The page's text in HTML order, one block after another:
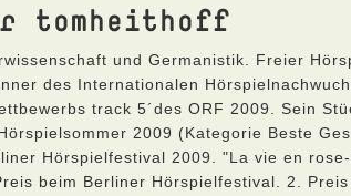
tomheithoff
und Germanistik. Freier
des Internationalen
track 5´des ORF 2009. Sein
2009 (Kategorie Beste
Hörspielfestival 2009. "La vie en
beim Berliner Hörspielfestival. 2.